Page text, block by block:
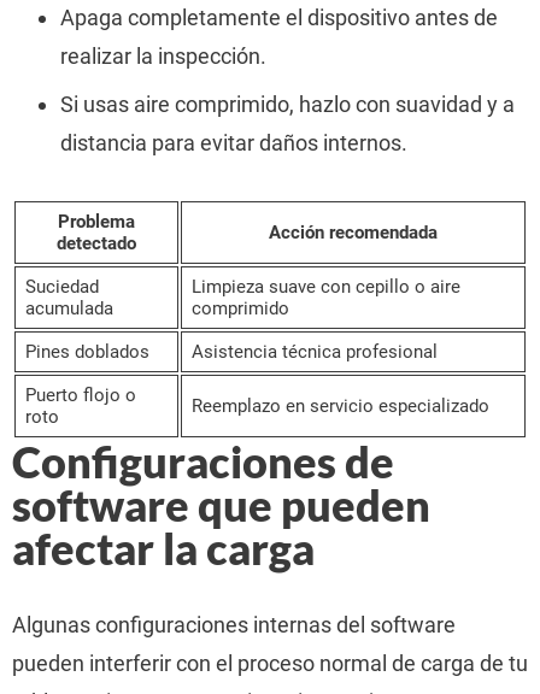
Apaga completamente el dispositivo antes de
realizar la inspección.
Si usas aire comprimido, hazlo con suavidad y a
distancia para evitar daños internos.
Problema
detectado
Acción recomendada
Suciedad
acumulada
Limpieza suave con cepillo o aire
comprimido
Pines doblados
Asistencia técnica profesional
Puerto flojo o
roto
Reemplazo en servicio especializado
Configuraciones de
software que pueden
afectar la carga
Algunas configuraciones internas del software
pueden interferir con el proceso normal de carga de tu